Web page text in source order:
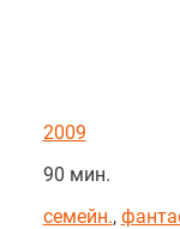
2009
90 мин.
семейн.,